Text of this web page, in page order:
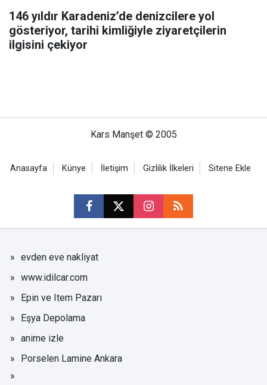
146 yıldır Karadeniz’de denizcilere yol
gösteriyor, tarihi kimliğiyle ziyaretçilerin
ilgisini çekiyor
Kars Manşet © 2005
Anasayfa Künye İletişim Gizlilik İlkeleri Sitene Ekle
evden eve nakliyat
www.idilcar.com
Epin ve Item Pazarı
Eşya Depolama
anime izle
Porselen Lamine Ankara